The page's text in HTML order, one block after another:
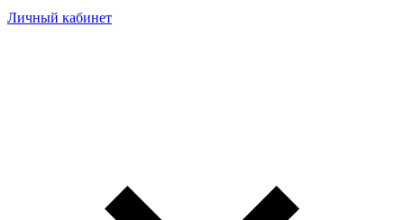
Личный кабинет